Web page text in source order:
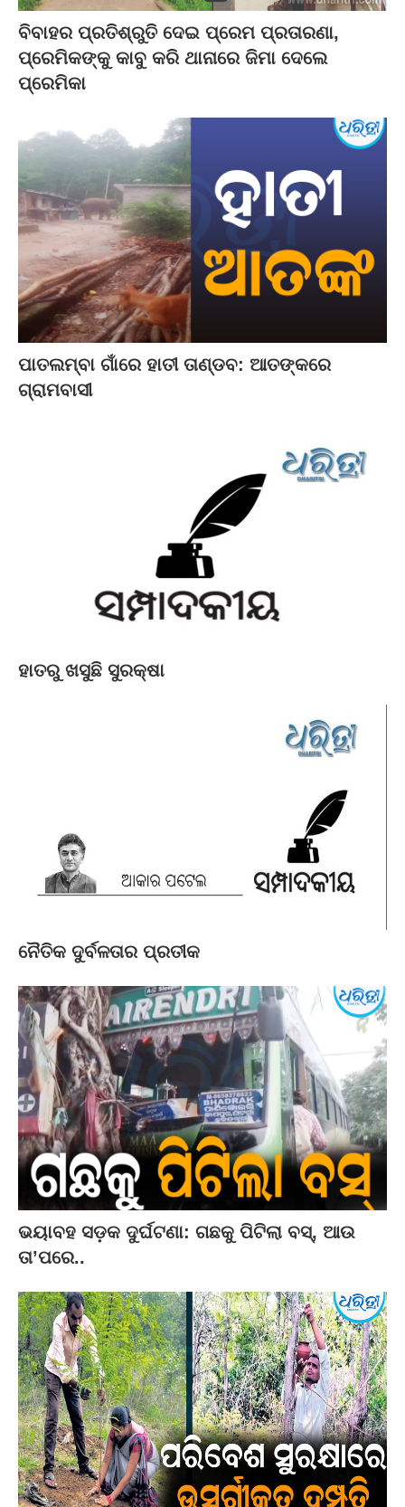
ବିବାହର ପ୍ରତିଶ୍ରୁତି ଦେଇ ପ୍ରେମ ପ୍ରତାରଣା,
ପ୍ରେମିକଙ୍କୁ କାବୁ କରି ଥାନାରେ ଜିମା ଦେଲେ
ପ୍ରେମିକା
ପାତଲମ୍ବା ଗାଁରେ ହାତୀ ତାଣ୍ଡବ: ଆତଙ୍କରେ
ଗ୍ରାମବାସୀ
ହାତରୁ ଖସୁଛି ସୁରକ୍ଷା
ନୈତିକ ଦୁର୍ବଳତାର ପ୍ରତୀକ
ଭୟାବହ ସଡ଼କ ଦୁର୍ଘଟଣା: ଗଛକୁ ପିଟିଲା ବସ୍‌, ଆଉ
ତା’ପରେ..